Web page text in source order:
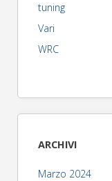
tuning
Vari
WRC
ARCHIVI
Marzo 2024